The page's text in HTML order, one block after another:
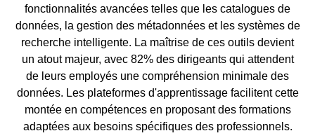
fonctionnalités avancées telles que les catalogues de
données, la gestion des métadonnées et les systèmes de
recherche intelligente. La maîtrise de ces outils devient
un atout majeur, avec 82% des dirigeants qui attendent
de leurs employés une compréhension minimale des
données. Les plateformes d'apprentissage facilitent cette
montée en compétences en proposant des formations
adaptées aux besoins spécifiques des professionnels.